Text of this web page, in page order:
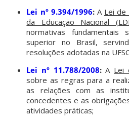
Lei nº 9.394/1996:A Lei de
da Educação Nacional
normativas fundamentais
superior no Brasil,
resoluções adotadas na
Lei nº 11.788/2008:A Lei
sobre as regras para a
as relações com as
concedentes e as
atividades práticas;